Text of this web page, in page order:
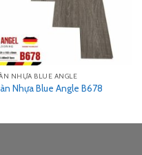
NHỰA BLUE ANGLE
Nhựa Blue Angle B678